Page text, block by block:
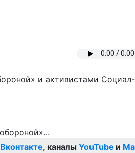
и активистами
Вконтакте, каналы YouTube и